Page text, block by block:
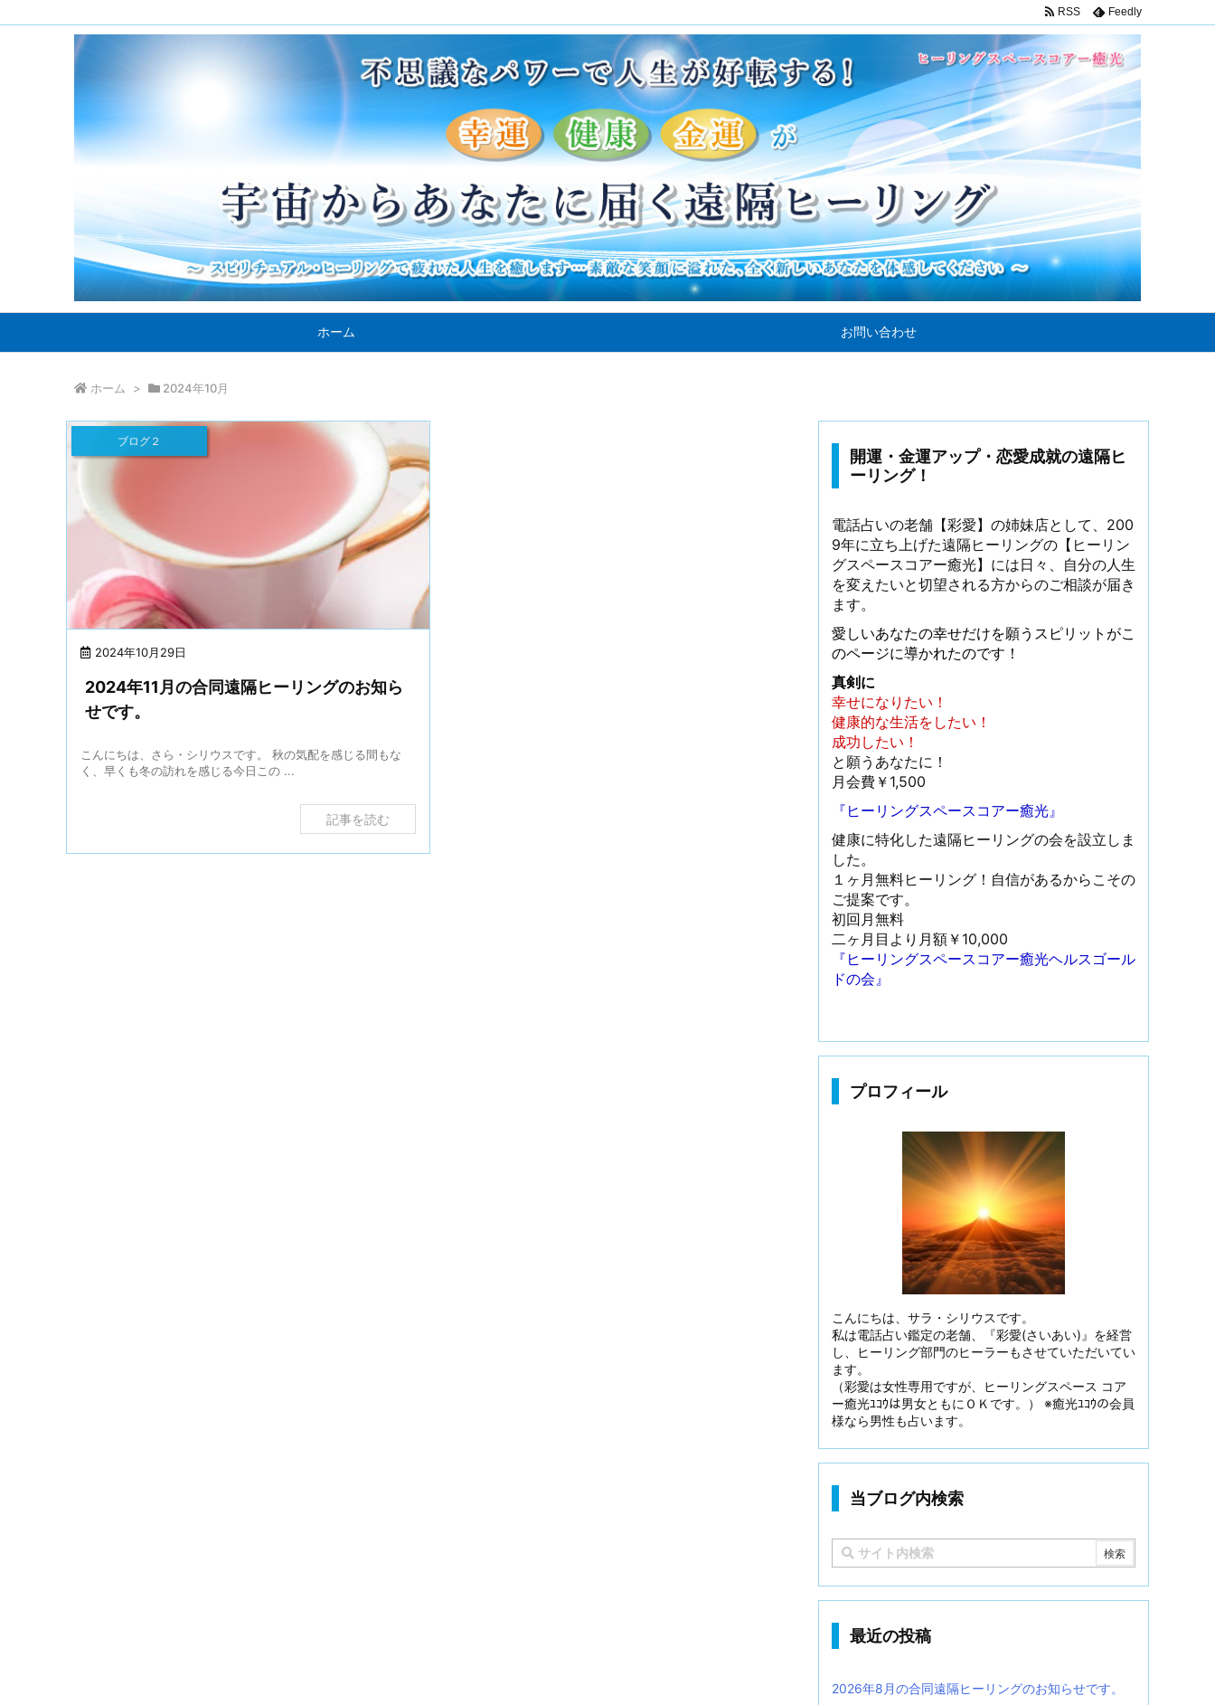
ホーム お問い合わせ
RSS Feedly
ホーム > 2024年10月
2024年10月29日
ブログ２
2024年11月の合同遠隔ヒーリングのお知ら
せです。
こんにちは、さら・シリウスです。 秋の気配を感じる間もな
く、早くも冬の訪れを感じる今日この ...
記事を読む
開運・金運アップ・恋愛成就の遠隔ヒ
ーリング！
電話占いの老舗【彩愛】の姉妹店として、200
9年に立ち上げた遠隔ヒーリングの【ヒーリン
グスペースコアー癒光】には日々、自分の人生
を変えたいと切望される方からのご相談が届き
ます。
愛しいあなたの幸せだけを願うスピリットがこ
のページに導かれたのです！
真剣に
幸せになりたい！
健康的な生活をしたい！
成功したい！
と願うあなたに！
月会費￥1,500
『ヒーリングスペースコアー癒光』
健康に特化した遠隔ヒーリングの会を設立しま
した。
１ヶ月無料ヒーリング！自信があるからこその
ご提案です。
初回月無料
二ヶ月目より月額￥10,000
『ヒーリングスペースコアー癒光ヘルスゴール
ドの会』
プロフィール
こんにちは、サラ・シリウスです。
私は電話占い鑑定の老舗、『彩愛(さいあい)』を経営
し、ヒーリング部門のヒーラーもさせていただいてい
ます。
（彩愛は女性専用ですが、ヒーリングスペース コア
ー癒光ﾕｺｳは男女ともにＯＫです。） ※癒光ﾕｺｳの会員
様なら男性も占います。
当ブログ内検索
最近の投稿
2026年8月の合同遠隔ヒーリングのお知らせです。